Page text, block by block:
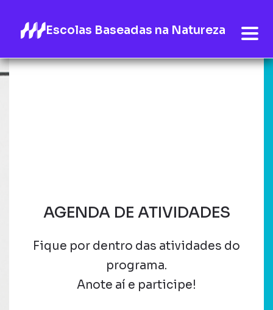
Escolas Baseadas na Natureza
AGENDA DE ATIVIDADES
Fique por dentro das atividades do
programa.
Anote aí e participe!